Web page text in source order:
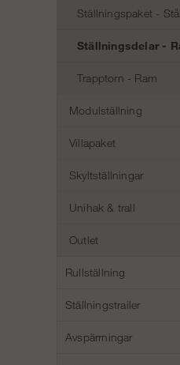
Ställningspaket - Stål
Ställningsdelar -
Trapptorn - Ram
Modulställning
Villapaket
Skyltställningar
Unihak & trall
Outlet
Rullställning
Ställningstrailer
Avspärrningar